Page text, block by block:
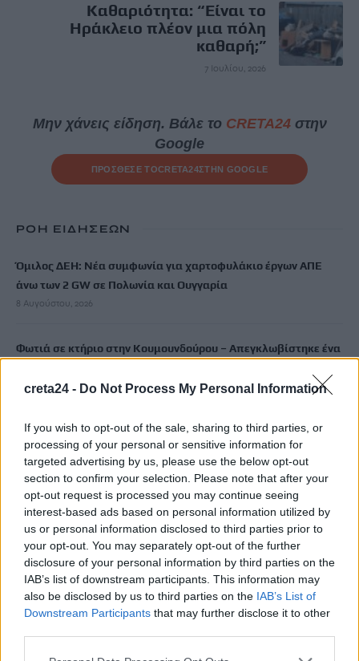
creta24 - Do Not Process My Personal Information
If you wish to opt-out of the sale, sharing to third parties, or
processing of your personal or sensitive information for
targeted advertising by us, please use the below opt-out
section to confirm your selection. Please note that after your
opt-out request is processed you may continue seeing
interest-based ads based on personal information utilized by
us or personal information disclosed to third parties prior to
your opt-out. You may separately opt-out of the further
disclosure of your personal information by third parties on the
IAB’s list of downstream participants. This information may
also be disclosed by us to third parties on the IAB’s List of
Downstream Participants that may further disclose it to other
Καθαριότητα: “Είναι το
Ηράκλειο πλέον μια πόλη
καθαρή;”
7 Ιουλίου, 2026
Μην χάνεις είδηση. Βάλε το CRETA24στην
Google
ΠΡΟΣΘΕΣΕ ΤΟCRETA24ΣΤΗΝ GOOGLE
ΡΟΗ ΕΙΔΗΣΕΩΝ
Όμιλος ΔΕΗ: Νέα συμφωνία για χαρτοφυλάκιο έργων ΑΠΕ
άνω των 2 GW σε Πολωνία και Ουγγαρία
8 Αυγούστου, 2026
Φωτιά σε κτήριο στην Κουμουνδούρου – Απεγκλωβίστηκε ένα
8 Αυγούστου, 2026
Γαύδος: Επιχείρηση διάσωσης 31χρονης από δύσβατο σημείο
– Την απομάκρυνε με φουσκωτό επισκέπτης
8 Αυγούστου, 2026
e-ΕΦΚΑ – ΔΥΠΑ: Ο «χάρτης» των πληρωμών από την Δευτέρα
έως την Παρασκευή 14 Αυγούστου
8 Αυγούστου, 2026
Νύχτα-κόλαση στο Κίεβο και την περιφέρειά του: Τρεις
νεκροί από τα ρωσικά πλήγματα – Ένα παιδί μεταξύ των
θυμάτων